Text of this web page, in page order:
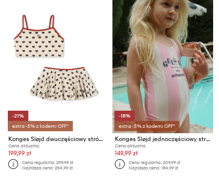
-21%
extra -5% z kodem: OFF*
Konges Sløjd dwuczęściowy strój kąpielowy dziecięcy MANON GLITTER BIKINI
Cena aktualna:
199,99 zł
Cena regularna:299,99 zł
Najniższa cena:254,99 zł
-18%
extra -5% z kodem: OFF*
Konges Sløjd jednoczęściowy strój kąpielowy dziecięcy POMIA SWIMSUIT
Cena aktualna:
149,99 zł
Cena regularna:209,99 zł
Najniższa cena:184,99 zł